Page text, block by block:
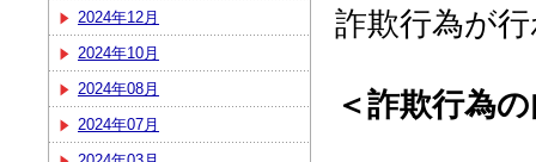
2024年12月
2024年10月
2024年08月
2024年07月
詐欺行為が
＜詐欺行為